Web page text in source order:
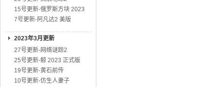
15号更新-俄罗斯方块 2023
7号更新-阿凡达2 美版
2023年3月更新
27号更新-网络谜踪2
25号更新-鲸 2023 正式版
19号更新-黄石前传
10号更新-仿生人妻子